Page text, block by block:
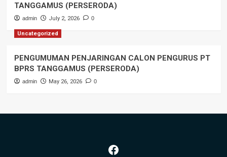
TANGGAMUS (PERSERODA)
admin July 2, 2026 0
Uncategorized
PENGUMUMAN PENJARINGAN CALON PENGURUS PT
BPRS TANGGAMUS (PERSERODA)
admin May 26, 2026 0
Facebook